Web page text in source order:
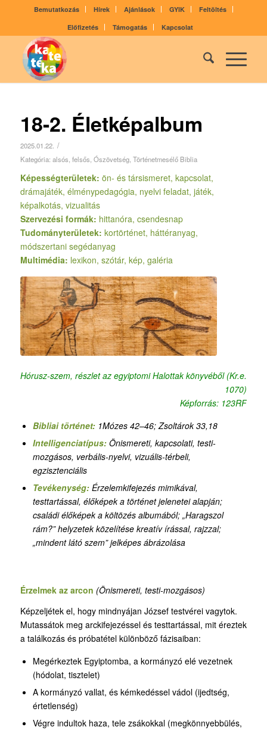
Bemutatkozás Hírek Ajánlások GYIK
Feltöltés
Előfizetés
Támogatás Kapcsolat
18-2. Életképalbum
2025.01.22. /
Kategória: alsós felsős Ószövetség, Történetmesélő Biblia
Képességterületek: ön- és társismeret, kapcsolat,
drámajáték, élménypedagógia, nyelvi feladat, játék,
képalkotás, vizualitás
Szervezési formák: hittanóra, csendesnap
Tudományterületek: kortörténet, háttéranyag,
módszertani segédanyag
Multimédia: lexikon, szótár, kép, galéria
Hórusz-szem, részlet az egyiptomi Halottak könyvéből (Kr.e.
1070)
Képforrás: 123RF
Bibliai történet:1Mózes 42–46; Zsoltárok 33,18
Intelligenciatípus: Önismereti, kapcsolati, testi-
mozgásos, verbális-nyelvi, vizuális-térbeli,
egzisztenciális
Tevékenység: Érzelemkifejezés mimikával,
testtartással, élőképek a történet jelenetei alapján;
családi élőképek a költözés albumából; „Haragszol
rám?” helyzetek közelítése kreatív írással, rajzzal;
„mindent látó szem” jelképes ábrázolása
Érzelmek az arcon (Önismereti, testi-mozgásos)
Képzeljétek el, hogy mindnyájan József testvérei vagytok.
Mutassátok meg arckifejezéssel és testtartással, mit éreztek
a találkozás és próbatétel különböző fázisaiban:
Megérkeztek Egyiptomba, a kormányzó elé vezetnek
(hódolat, tisztelet)
A kormányzó vallat, és kémkedéssel vádol (ijedtség,
értetlenség)
Végre indultok haza, tele zsákokkal (megkönnyebbülés,